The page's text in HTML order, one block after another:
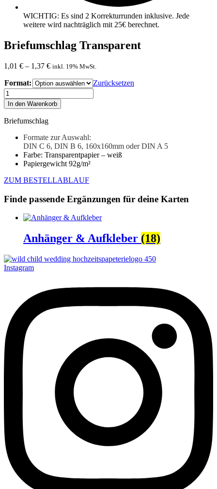
WICHTIG: Es sind 2 Korrekturrunden inklusive. Jede
weitere wird nachträglich mit 25€ berechnet.
Briefumschlag Transparent
1,01 € – 1,37 € inkl. 19% MwSt.
Format:
Zurücksetzen
Briefumschlag
Transparent
Menge
In den Warenkorb
Briefumschlag
Formate zur Auswahl:
DIN C 6, DIN B 6, 160x160mm oder DIN A 5
Farbe: Transparentpapier – weiß
Papiergewicht 92g/m²
ZUM BESTELLABLAUF
Finde passende Ergänzungen für deine Karten
Anhänger & Aufkleber (18)
Instagram